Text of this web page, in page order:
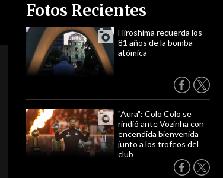
Fotos Recientes
Hiroshima recuerda los
81 años de la bomba
atómica
"Aura": Colo Colo se
rindió ante Vozinha con
encendida bienvenida
junto a los trofeos del
club